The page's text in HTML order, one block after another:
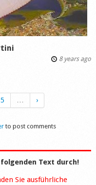
8 years ago
5 … ›
to post comments
Text durch!
Sie ausführliche